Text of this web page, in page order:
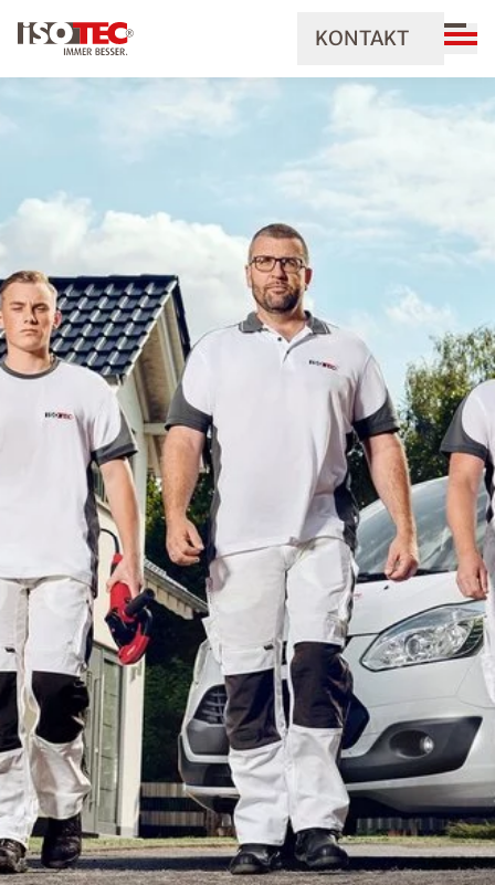
KONTAKT